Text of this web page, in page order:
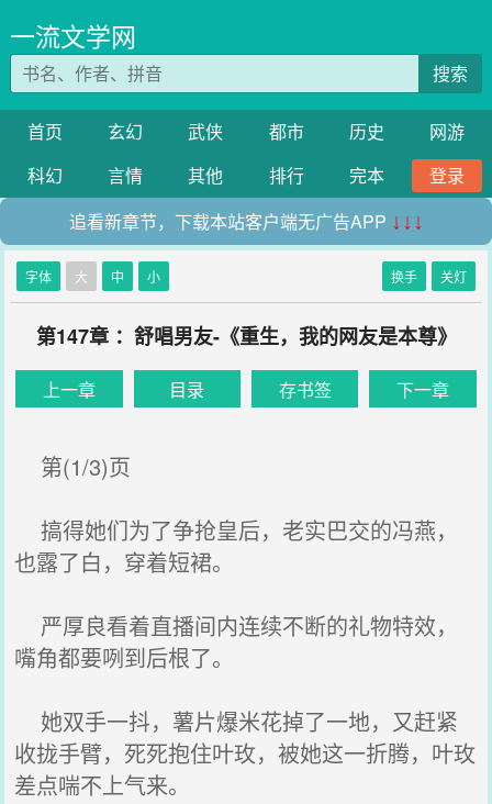
一流文学网
搜索
首页 玄幻 武侠 都市 历史
网游
科幻
言情 其他 排行 完本
登录
追看新章节，下载本站客户端无广告APP ↓↓↓
字体 大 中 小 换手 关灯
第147章 ：舒唱男友-《重生，我的网友是本尊》
上一章 目录 存书签 下一章
第(1/3)页
搞得她们为了争抢皇后，老实巴交的冯燕，
也露了白，穿着短裙。
严厚良看着直播间内连续不断的礼物特效，
嘴角都要咧到后根了。
她双手一抖，薯片爆米花掉了一地，又赶紧
收拢手臂，死死抱住叶玫，被她这一折腾，叶玫
差点喘不上气来。